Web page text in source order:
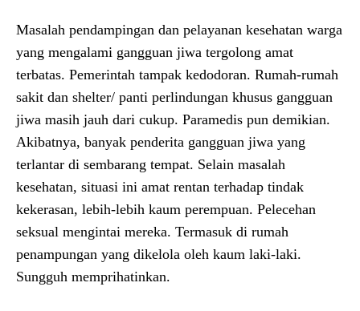
Masalah pendampingan dan pelayanan kesehatan warga
yang mengalami gangguan jiwa tergolong amat
terbatas. Pemerintah tampak kedodoran. Rumah-rumah
sakit dan shelter/ panti perlindungan khusus gangguan
jiwa masih jauh dari cukup. Paramedis pun demikian.
Akibatnya, banyak penderita gangguan jiwa yang
terlantar di sembarang tempat. Selain masalah
kesehatan, situasi ini amat rentan terhadap tindak
kekerasan, lebih-lebih kaum perempuan. Pelecehan
seksual mengintai mereka. Termasuk di rumah
penampungan yang dikelola oleh kaum laki-laki.
Sungguh memprihatinkan.